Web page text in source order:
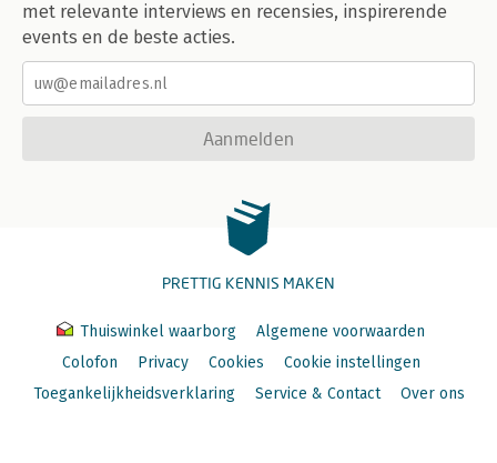
met relevante interviews en recensies, inspirerende
events en de beste acties.
Aanmelden
PRETTIG KENNIS MAKEN
Thuiswinkel waarborg
Algemene voorwaarden
Colofon
Privacy Cookies
Cookie instellingen
Toegankelijkheidsverklaring
Service & Contact Over ons